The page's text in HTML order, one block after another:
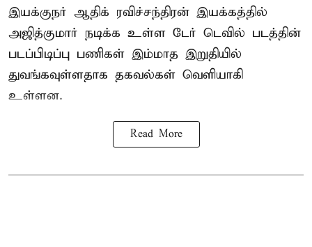
இயக்குநர் ஆதிக் ரவிச்சந்திரன் இயக்கத்தில்
அஜித்குமார் நடிக்க உள்ள டேர் டெவில் படத்தின்
படப்பிடிப்பு பணிகள் இம்மாத இறுதியில்
துவங்கவுள்ளதாக தகவல்கள் வெளியாகி
உள்ளன.
Read More